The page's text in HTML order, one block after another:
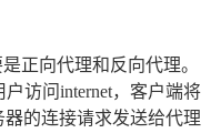
正向代理和反向代理。
访问internet，客户端将
器的连接请求发送给代理